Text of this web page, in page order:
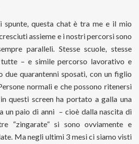
spunte, questa chat è tra me e il mio
assieme e i nostri percorsi sono
paralleli. Stesse scuole, stesse
– e simile percorso lavorativo e
due quarantenni sposati, con un figlio
normali e che possono ritenersi
questi screen ha portato a galla una
un paio di anni – cioè dalla nascita di
“zingarate” si sono ovviamente e
Ma negli ultimi 3 mesi ci siamo visti